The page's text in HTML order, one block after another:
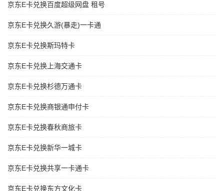
京东E卡兑换百度超级网盘 租号
京东E卡兑换久游(暴走)一卡通
京东E卡兑换斯玛特卡
京东E卡兑换上海交通卡
京东E卡兑换杉德万通卡
京东E卡兑换商银通申付卡
京东E卡兑换春秋商旅卡
京东E卡兑换新华一城卡
京东E卡兑换共享一卡通卡
京东E卡兑换东方文化卡